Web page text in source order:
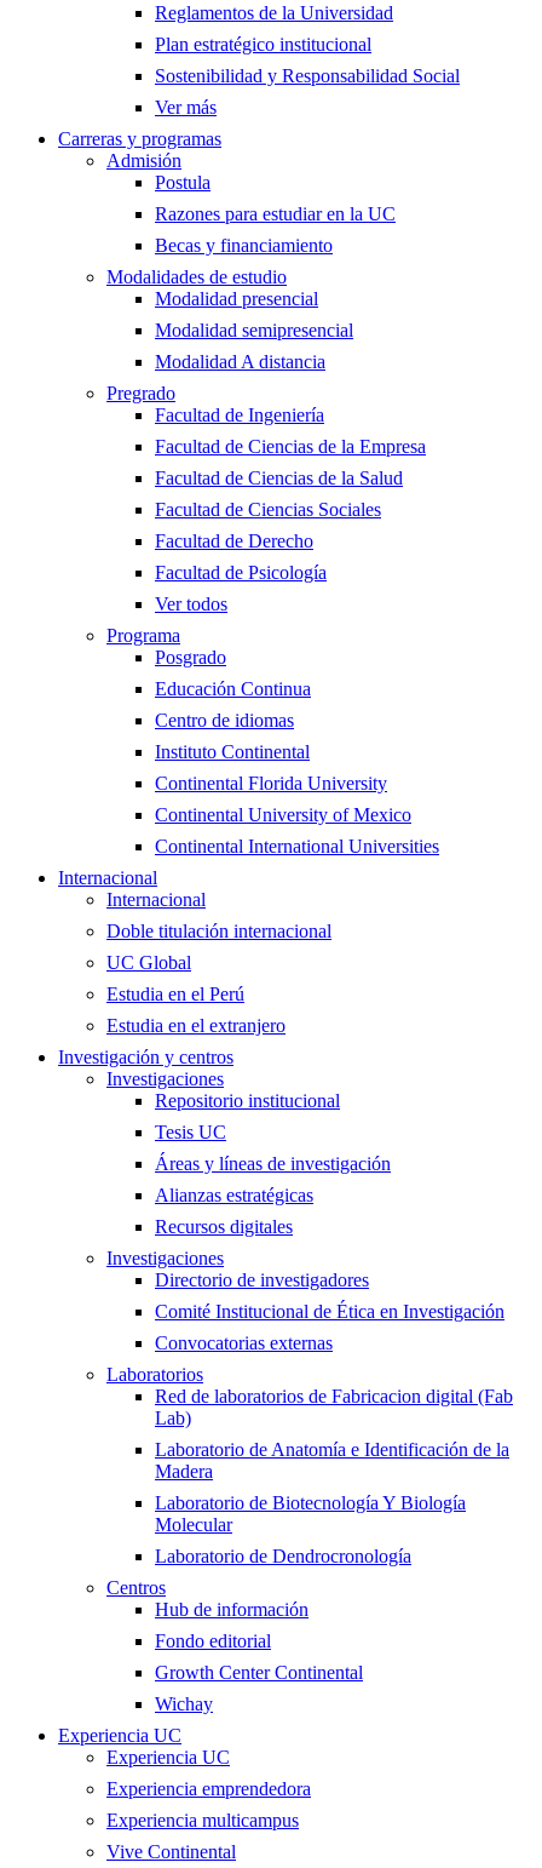
Reglamentos de la Universidad
Plan estratégico institucional
Sostenibilidad y Responsabilidad Social
Ver más
Carreras y programas
Admisión
Postula
Razones para estudiar en la UC
Becas y financiamiento
Modalidades de estudio
Modalidad presencial
Modalidad semipresencial
Modalidad A distancia
Pregrado
Facultad de Ingeniería
Facultad de Ciencias de la Empresa
Facultad de Ciencias de la Salud
Facultad de Ciencias Sociales
Facultad de Derecho
Facultad de Psicología
Ver todos
Programa
Posgrado
Educación Continua
Centro de idiomas
Instituto Continental
Continental Florida University
Continental University of Mexico
Continental International Universities
Internacional
Internacional
Doble titulación internacional
UC Global
Estudia en el Perú
Estudia en el extranjero
Investigación y centros
Investigaciones
Repositorio institucional
Tesis UC
Áreas y líneas de investigación
Alianzas estratégicas
Recursos digitales
Investigaciones
Directorio de investigadores
Comité Institucional de Ética en Investigación
Convocatorias externas
Laboratorios
Red de laboratorios de Fabricacion digital (Fab
Lab)
Laboratorio de Anatomía e Identificación de la
Madera
Laboratorio de Biotecnología Y Biología
Molecular
Laboratorio de Dendrocronología
Centros
Hub de información
Fondo editorial
Growth Center Continental
Wichay
Experiencia UC
Experiencia UC
Experiencia emprendedora
Experiencia multicampus
Vive Continental